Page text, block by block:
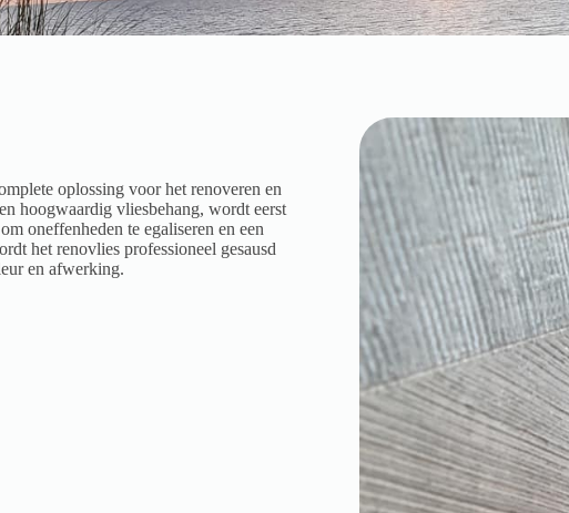
oplossing voor het renoveren en
hoogwaardig vliesbehang, wordt eerst
oneffenheden te egaliseren en een
het renovlies professioneel gesausd
en afwerking.